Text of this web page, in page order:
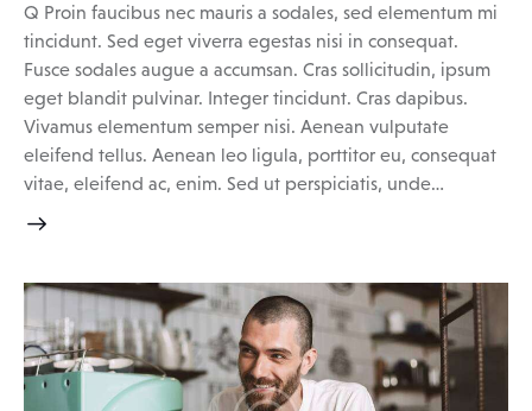
Q Proin faucibus nec mauris a sodales, sed elementum mi
tincidunt. Sed eget viverra egestas nisi in consequat.
Fusce sodales augue a accumsan. Cras sollicitudin, ipsum
eget blandit pulvinar. Integer tincidunt. Cras dapibus.
Vivamus elementum semper nisi. Aenean vulputate
eleifend tellus. Aenean leo ligula, porttitor eu, consequat
vitae, eleifend ac, enim. Sed ut perspiciatis, unde…